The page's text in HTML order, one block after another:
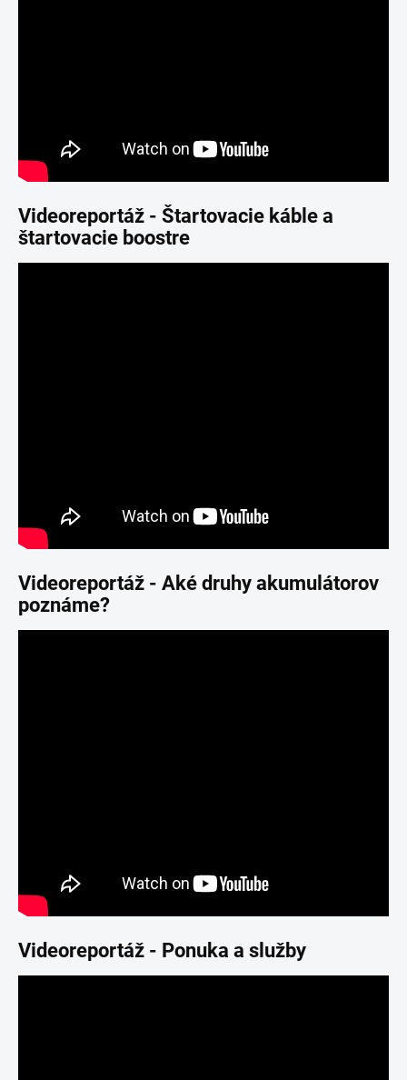
Videoreportáž - Štartovacie káble a
štartovacie boostre
Videoreportáž - Aké druhy akumulátorov
poznáme?
Videoreportáž - Ponuka a služby